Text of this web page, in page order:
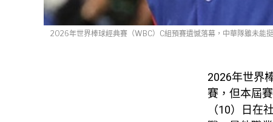
2026年世界棒球經典賽（WBC）C組預賽遺憾落幕，中華隊雖未能
2026年世界
賽，但本屆
（10）日在